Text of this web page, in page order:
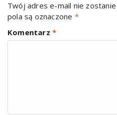
Twój adres e-mail nie
pola są oznaczone *
Komentarz *